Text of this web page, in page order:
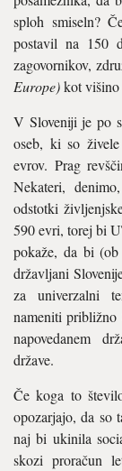
sploh smiseln?
postavil na 150
zagovornikov,
Europe)kot višino
V Sloveniji je po
oseb, ki so
evrov. Prag
Nekateri,
odstotki
590 evri, torej bi
pokaže, da bi
državljani
za univerzalni
nameniti
napovedanem
države.
Če koga to
opozarjajo, da so
naj bi ukinila
skozi proračun